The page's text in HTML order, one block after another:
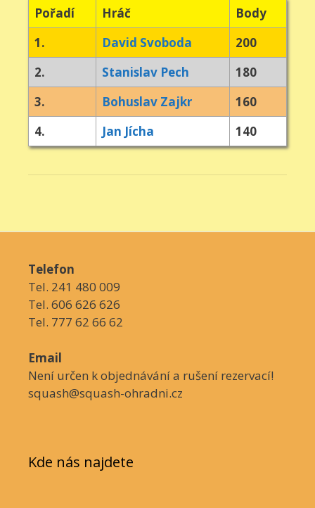
Pořadí Hráč
Body
1.
David Svoboda
200
2.
Stanislav Pech
180
3.
Bohuslav Zajkr
160
4.
Jan Jícha 140
Telefon
Tel. 241 480 009
Tel. 606 626 626
Tel. 777 62 66 62
Email
Není určen k objednávání a rušení rezervací!
squash@squash-ohradni.cz
Kde nás najdete